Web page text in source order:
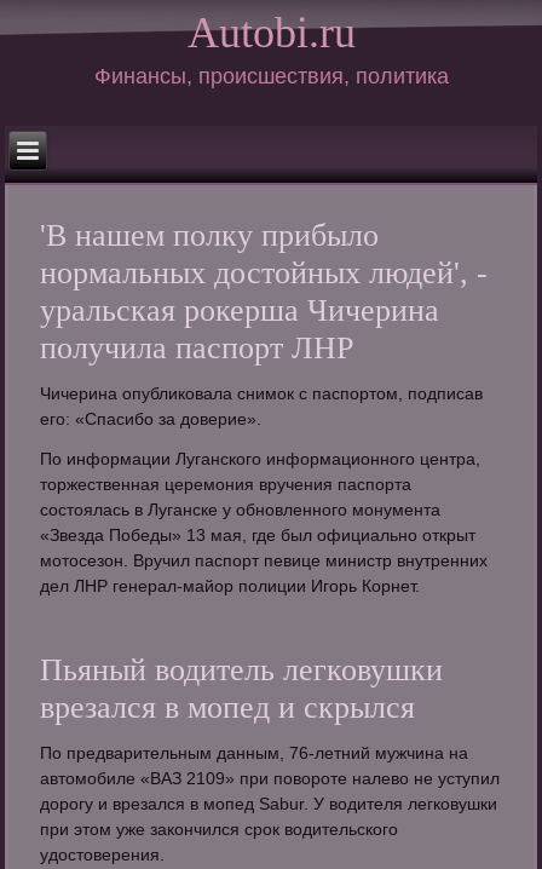
Autobi.ru
Финансы, происшествия, политика
'В нашем полку прибыло
нормальных достойных людей', -
уральская рокерша Чичерина
получила паспорт ЛНР
Чичерина опубликовала снимок с паспортом, подписав
его: «Спасибо за доверие».
По информации Луганского информационного центра,
торжественная церемония вручения паспорта
состоялась в Луганске у обновленного монумента
«Звезда Победы» 13 мая, где был официально открыт
мотосезон. Вручил паспорт певице министр внутренних
дел ЛНР генерал-майор полиции Игорь Корнет.
Пьяный водитель легковушки
врезался в мопед и скрылся
По предварительным данным, 76-летний мужчина на
автомобиле «ВАЗ 2109» при повороте налево не уступил
дорогу и врезался в мопед Sabur. У водителя легковушки
при этом уже закончился срок водительского
удостоверения.